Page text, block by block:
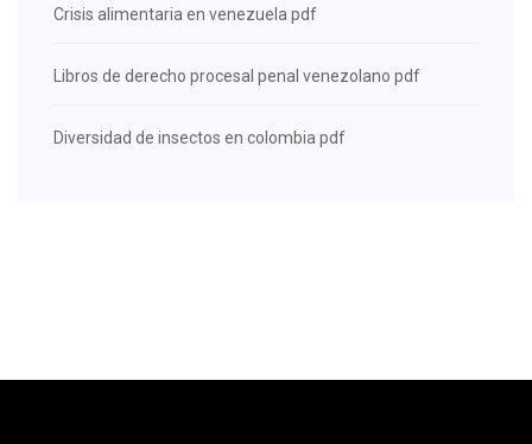
Crisis alimentaria en venezuela pdf
Libros de derecho procesal penal venezolano pdf
Diversidad de insectos en colombia pdf